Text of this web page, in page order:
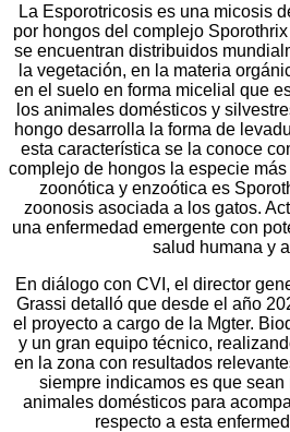
La Esporotricosis es una micosis
por hongos del complejo
se encuentran distribuidos
la vegetación, en la materia
en el suelo en forma micelial que
los animales domésticos y
hongo desarrolla la forma de
esta característica se la conoce
complejo de hongos la especie
zoonótica y enzoótica es
zoonosis asociada a los gatos.
una enfermedad emergente con
salud humana y
En diálogo con CVI, el director
Grassi detalló que desde el año
el proyecto a cargo de la Mgter.
y un gran equipo técnico,
en la zona con resultados
siempre indicamos es que
animales domésticos para
respecto a esta